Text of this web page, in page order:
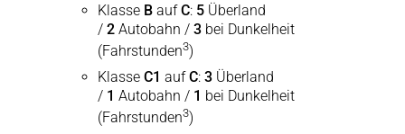
Klasse B aufC: 5 Überland
/2 Autobahn /3 bei Dunkelheit
(Fahrstunden3)
KlasseC1aufC:3 Überland
/ 1 Autobahn / 1 bei Dunkelheit
(Fahrstunden3)